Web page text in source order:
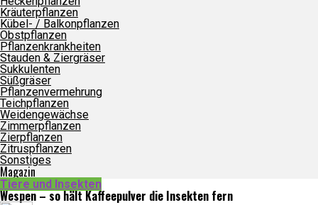
Kräuterpflanzen
Kübel- / Balkonpflanzen
Obstpflanzen
Pflanzenkrankheiten
Stauden & Ziergräser
Sukkulenten
Süßgräser
Pflanzenvermehrung
Teichpflanzen
Weidengewächse
Zimmerpflanzen
Zierpflanzen
Zitruspflanzen
Sonstiges
Magazin
Tiere und Insekten
Wespen – so hält Kaffeepulver die Insekten fern